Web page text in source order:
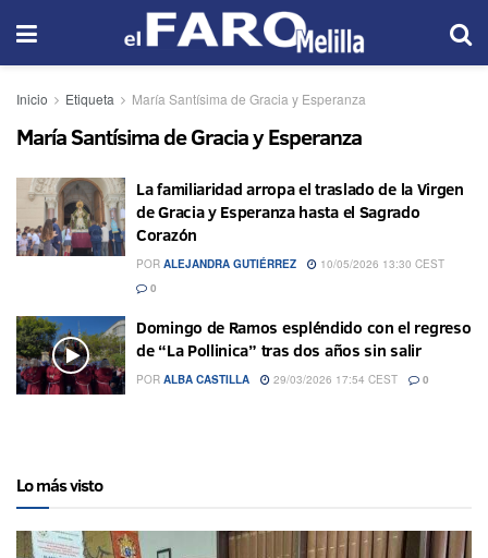
Inicio Etiqueta María Santísima de Gracia y Esperanza
María Santísima de Gracia y Esperanza
La familiaridad arropa el traslado de la Virgen
de Gracia y Esperanza hasta el Sagrado
Corazón
POR ALEJANDRA GUTIÉRREZ
10/05/2026 13:30 CEST
0
Domingo de Ramos espléndido con el regreso
de “La Pollinica” tras dos años sin salir
POR ALBA CASTILLA 29/03/2026 17:54 CEST 0
Lo más visto